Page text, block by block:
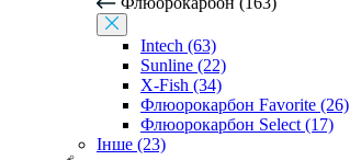
Intech (63)
Sunline (22)
X-Fish (34)
Флюорокарбон Favorite (26)
Флюорокарбон Select (17)
Інше (23)